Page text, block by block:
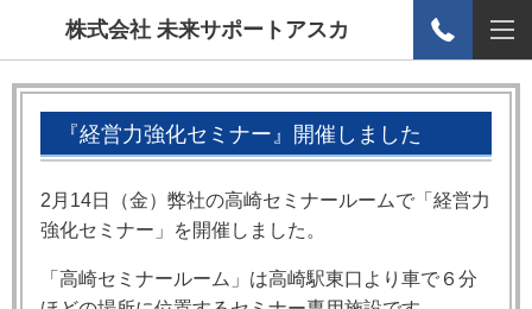
株式会社 未来サポートアスカ
『経営力強化セミナー』開催しました
2月14日（金）弊社の高崎セミナールームで「経営力
強化セミナー」を開催しました。
「 高崎セミナールーム 」は高崎駅東口 より 車で６分